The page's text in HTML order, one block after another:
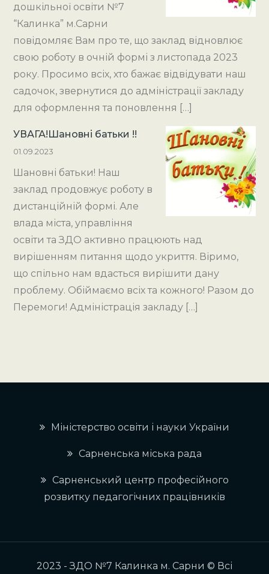
дошкільної освіти №7
“Калинка” м.Сарни
повідомляє Вам про те, що заклад відновлює
свою роботу в очній формі з листопада 2023
року. Просимо всіх, хто бажає відвідувати наш
садочок, звернутися до адміністрації закладу
для оформлення та поновлення […]
УВАГА!Шановні батьки !!
01.09.2023
Шановні батьки! Наш
заклад продовжує роботу в
дистанційній формі. Але
влада міста, управління
освіти та ЗДО активно працюють над
вирішенням питання щодо укриття. Віримо,
що спільно нам вдасться вирішити дану
проблему. Обіймаємо всіх та кожного! Разом до
Перемоги! Адміністрація закладу […]
Міністерство освіти і науки України
Сарненська міська рада
Сарненський центр професійного
розвитку педагогічних працівників
2023 - ЗДО №7 Калинка м. Сарни © Всі